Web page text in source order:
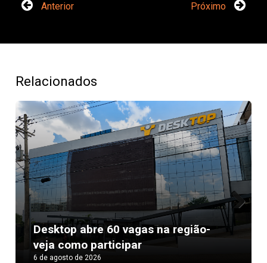
Anterior Próximo
Relacionados
Desktop abre 60 vagas na região-
veja como participar
6 de agosto de 2026
Next